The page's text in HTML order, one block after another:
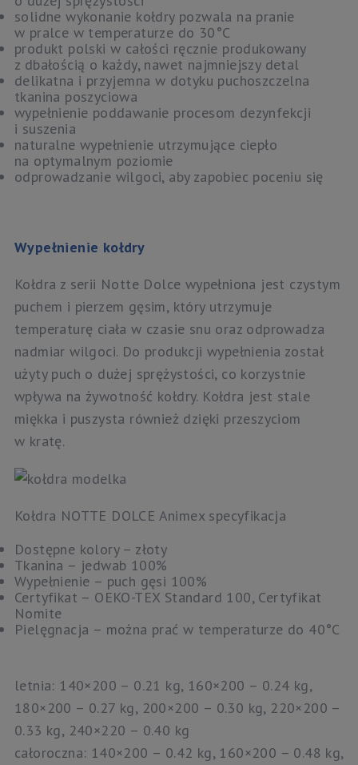
solidne wykonanie kołdry pozwala na pranie
w pralce w temperaturze do 30°C
produkt polski w całości ręcznie produkowany
z dbałością o każdy, nawet najmniejszy detal
delikatna i przyjemna w dotyku puchoszczelna
tkanina poszyciowa
wypełnienie poddawanie procesom dezynfekcji
i suszenia
naturalne wypełnienie utrzymujące ciepło
na optymalnym poziomie
odprowadzanie wilgoci, aby zapobiec poceniu się
Wypełnienie kołdry
Kołdra z serii Notte Dolce wypełniona jest czystym
puchem i pierzem gęsim, który utrzymuje
temperaturę ciała w czasie snu oraz odprowadza
nadmiar wilgoci. Do produkcji wypełnienia został
użyty puch o dużej sprężystości, co korzystnie
wpływa na żywotność kołdry. Kołdra jest stale
miękka i puszysta również dzięki przeszyciom
w kratę.
Kołdra NOTTE DOLCE Animex specyfikacja
Dostępne kolory – złoty
Tkanina – jedwab 100%
Wypełnienie – puch gęsi 100%
Certyfikat – OEKO-TEX Standard 100, Certyfikat
Nomite
Pielęgnacja – można prać w temperaturze do 40°C
letnia: 140×200 – 0.21 kg, 160×200 – 0.24 kg,
180×200 – 0.27 kg, 200×200 – 0.30 kg, 220×200 –
0.33 kg, 240×220 – 0.40 kg
całoroczna: 140×200 – 0.42 kg, 160×200 – 0.48 kg,